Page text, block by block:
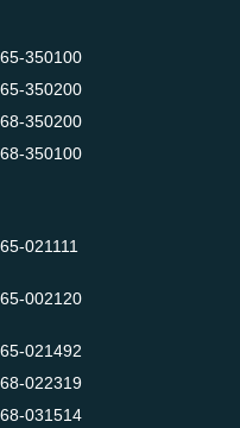
350100
350200
350200
350100
021111
002120
021492
022319
031514